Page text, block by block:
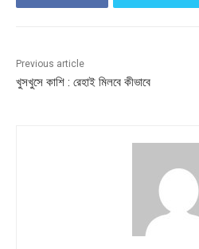
Previous article
খুসখুসে কাশি : রেহাই মিলবে কীভাবে